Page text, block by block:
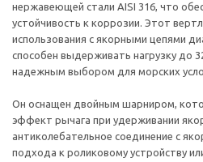
нержавеющей стали AISI 316, что
устойчивость к коррозии. Этот
использования с якорными цепями
способен выдерживать нагрузку до
надежным выбором для морских
Он оснащен двойным шарниром,
эффект рычага при удерживании
антиколебательное соединение с
подхода к роликовому устройству